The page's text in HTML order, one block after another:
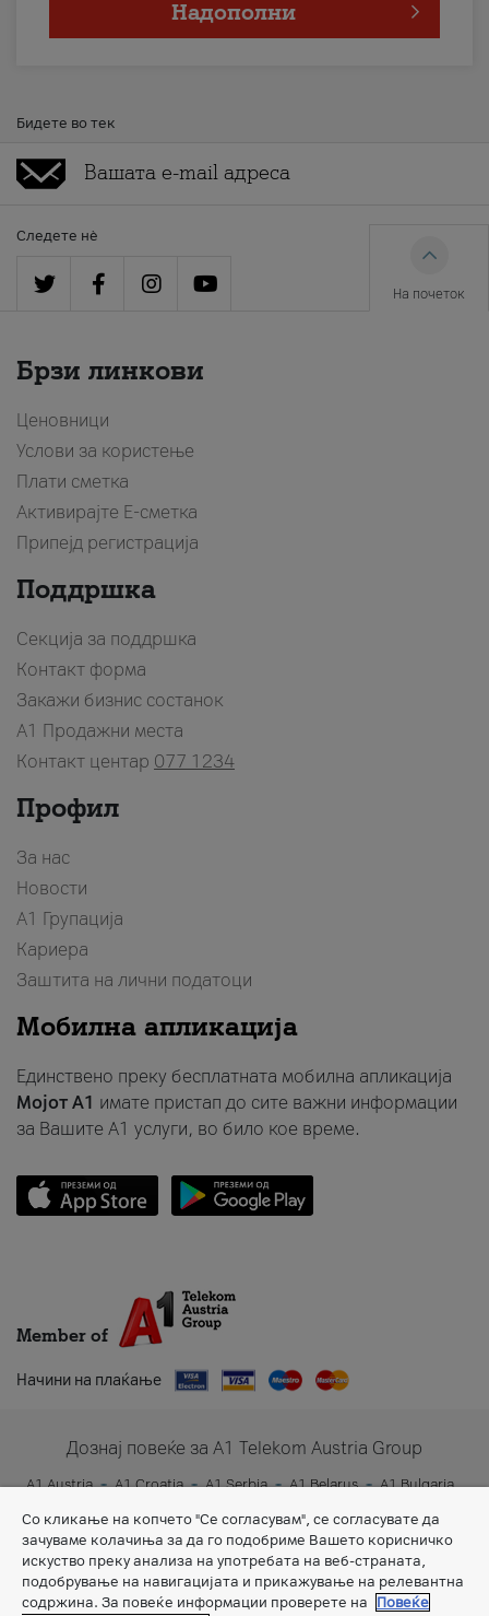
Надополни
Бидете во тек
Следете нè
На почеток
Брзи линкови
Ценовници
Услови за користење
Плати сметка
Активирајте Е-сметка
Припејд регистрација
Поддршка
Секција за поддршка
Контакт форма
Закажи бизнис состанок
A1 Продажни места
Контакт центар 077 1234
Профил
За нас
Новости
А1 Групација
Кариера
Заштита на лични податоци
Мобилна апликација
Единствено преку бесплатната мобилна апликација
Мојот A1 имате пристап до сите важни информации
за Вашите A1 услуги, во било кое време.
Member of
Начини на плаќање
Дознај повеќе за A1 Telekom Austria Group
A1 Austria A1 Croatia A1 Serbia A1 Belarus
A1 Bulgaria
Со кликање на копчето "Се согласувам", се согласувате да
зачуваме колачиња за да го подобриме Вашето корисничко
искуство преку анализа на употребата на веб-страната,
подобрување на навигацијата и прикажување на релевантна
содржина. За повеќе информации проверете на
Повеќе